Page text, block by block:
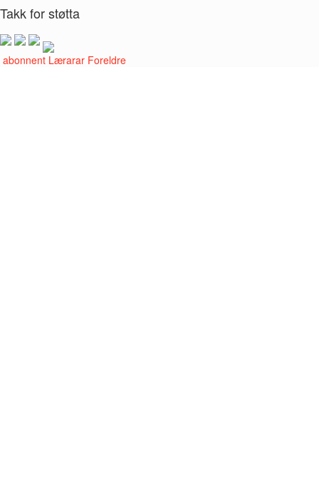
Takk for støtta
abonnent Lærarar Foreldre